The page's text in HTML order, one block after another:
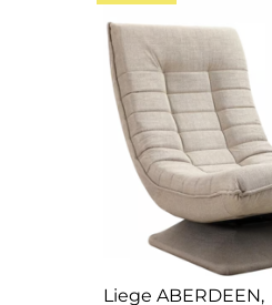
Liege ABERDEEN,